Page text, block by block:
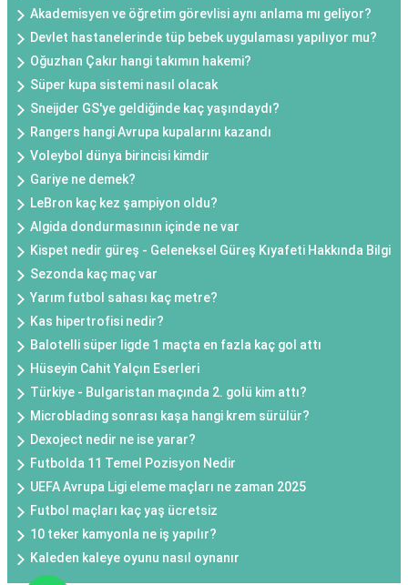
Akademisyen ve öğretim görevlisi aynı anlama mı geliyor?
Devlet hastanelerinde tüp bebek uygulaması yapılıyor mu?
Oğuzhan Çakır hangi takımın hakemi?
Süper kupa sistemi nasıl olacak
Sneijder GS'ye geldiğinde kaç yaşındaydı?
Rangers hangi Avrupa kupalarını kazandı
Voleybol dünya birincisi kimdir
Gariye ne demek?
LeBron kaç kez şampiyon oldu?
Algida dondurmasının içinde ne var
Kispet nedir güreş - Geleneksel Güreş Kıyafeti Hakkında Bilgi
Sezonda kaç maç var
Yarım futbol sahası kaç metre?
Kas hipertrofisi nedir?
Balotelli süper ligde 1 maçta en fazla kaç gol attı
Hüseyin Cahit Yalçın Eserleri
Türkiye - Bulgaristan maçında 2. golü kim attı?
Microblading sonrası kaşa hangi krem sürülür?
Dexoject nedir ne ise yarar?
Futbolda 11 Temel Pozisyon Nedir
UEFA Avrupa Ligi eleme maçları ne zaman 2025
Futbol maçları kaç yaş ücretsiz
10 teker kamyonla ne iş yapılır?
Kaleden kaleye oyunu nasıl oynanır